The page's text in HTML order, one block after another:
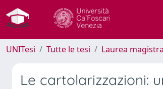
UNITesi Tutte le tesi Laurea
Le cartolarizzazioni: